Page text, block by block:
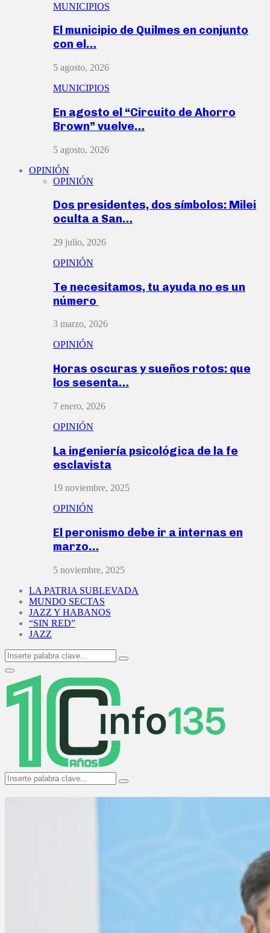
MUNICIPIOS
El municipio de Quilmes en conjunto
con el…
5 agosto, 2026
MUNICIPIOS
En agosto el “Circuito de Ahorro
Brown” vuelve…
5 agosto, 2026
OPINIÓN
OPINIÓN
Dos presidentes, dos símbolos: Milei
oculta a San…
29 julio, 2026
OPINIÓN
Te necesitamos, tu ayuda no es un
número
3 marzo, 2026
OPINIÓN
Horas oscuras y sueños rotos: que
los sesenta…
7 enero, 2026
OPINIÓN
La ingeniería psicológica de la fe
esclavista
19 noviembre, 2025
OPINIÓN
El peronismo debe ir a internas en
marzo…
5 noviembre, 2025
LA PATRIA SUBLEVADA
MUNDO SECTAS
JAZZ Y HABANOS
“SIN RED”
JAZZ
Search
for:
Search
Primary
Menu
Search
for:
Search